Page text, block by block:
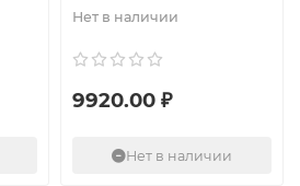
Нет в наличии
9920.00 ₽
Нет в наличии